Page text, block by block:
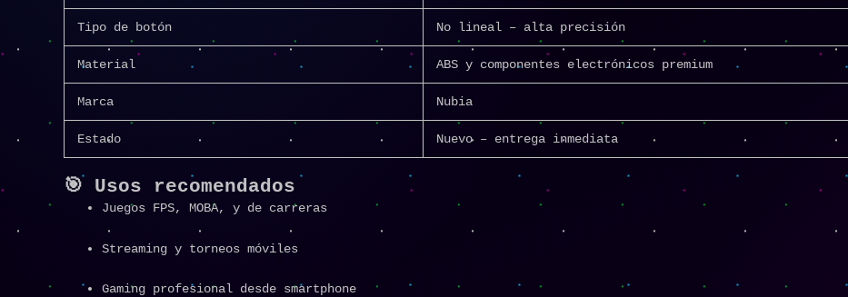
Tipo de botón No lineal – alta precisión
Material ABS y componentes electrónicos premium
Marca Nubia
Estado Nuevo – entrega inmediata
🎯 Usos recomendados
Juegos FPS, MOBA, y de carreras
Streaming y torneos móviles
Gaming profesional desde smartphone